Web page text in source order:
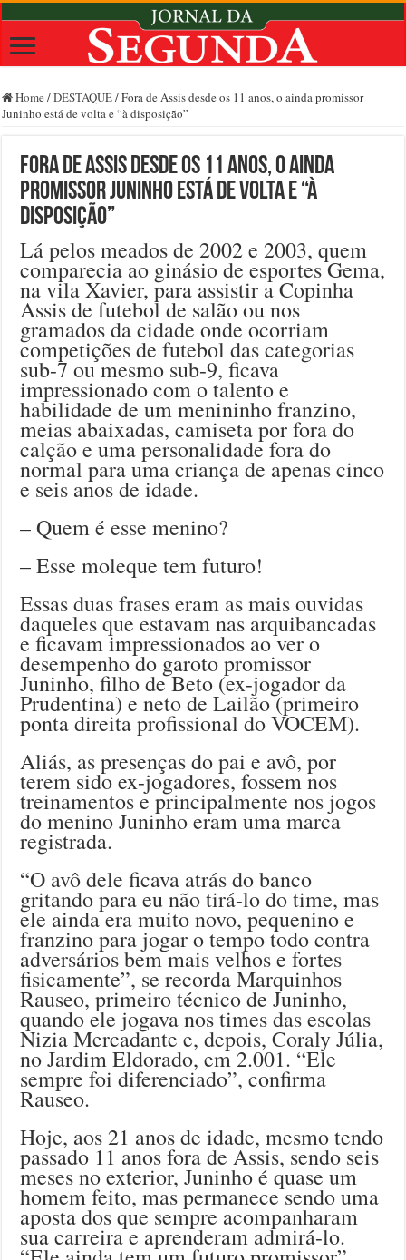
Home /DESTAQUE/Fora de Assis desde os 11 anos, o ainda promissor
Juninho está de volta e “à disposição”
Fora de Assis desde os 11 anos, o ainda
promissor Juninho está de volta e “à
disposição”
Lá pelos meados de 2002 e 2003, quem
comparecia ao ginásio de esportes Gema,
na vila Xavier, para assistir a Copinha
Assis de futebol de salão ou nos
gramados da cidade onde ocorriam
competições de futebol das categorias
sub-7 ou mesmo sub-9, ficava
impressionado com o talento e
habilidade de um menininho franzino,
meias abaixadas, camiseta por fora do
calção e uma personalidade fora do
normal para uma criança de apenas cinco
e seis anos de idade.
– Quem é esse menino?
– Esse moleque tem futuro!
Essas duas frases eram as mais ouvidas
daqueles que estavam nas arquibancadas
e ficavam impressionados ao ver o
desempenho do garoto promissor
Juninho, filho de Beto (ex-jogador da
Prudentina) e neto de Lailão (primeiro
ponta direita profissional do VOCEM).
Aliás, as presenças do pai e avô, por
terem sido ex-jogadores, fossem nos
treinamentos e principalmente nos jogos
do menino Juninho eram uma marca
registrada.
“O avô dele ficava atrás do banco
gritando para eu não tirá-lo do time, mas
ele ainda era muito novo, pequenino e
franzino para jogar o tempo todo contra
adversários bem mais velhos e fortes
fisicamente”, se recorda Marquinhos
Rauseo, primeiro técnico de Juninho,
quando ele jogava nos times das escolas
Nizia Mercadante e, depois, Coraly Júlia,
no Jardim Eldorado, em 2.001. “Ele
sempre foi diferenciado”, confirma
Rauseo.
Hoje, aos 21 anos de idade, mesmo tendo
passado 11 anos fora de Assis, sendo seis
meses no exterior, Juninho é quase um
homem feito, mas permanece sendo uma
aposta dos que sempre acompanharam
sua carreira e aprenderam admirá-lo.